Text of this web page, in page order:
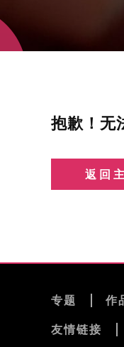
抱歉！无
返回
专题 作
友情链接